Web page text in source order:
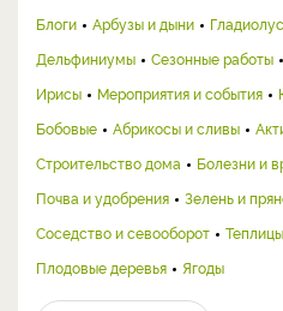
Блоги Арбузы и дыни
Дельфиниумы
Сезонные работы
Ирисы
Мероприятия и события
Бобовые
Абрикосы и сливы
Строительство дома
Болезни и
Почва и удобрения
Зелень и
Соседство и севооборот
Плодовые деревья
Ягоды